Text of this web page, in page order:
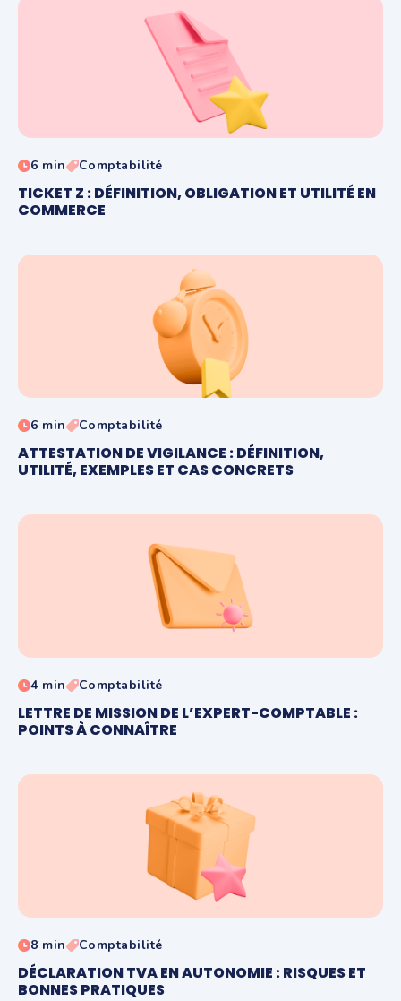
6 min Comptabilité
TICKET Z : DÉFINITION, OBLIGATION ET UTILITÉ EN
COMMERCE
6 min Comptabilité
ATTESTATION DE VIGILANCE : DÉFINITION,
UTILITÉ, EXEMPLES ET CAS CONCRETS
4 min Comptabilité
LETTRE DE MISSION DE L’EXPERT-COMPTABLE :
POINTS À CONNAÎTRE
8 min Comptabilité
DÉCLARATION TVA EN AUTONOMIE : RISQUES ET
BONNES PRATIQUES